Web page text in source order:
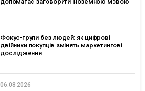
допомагає заговорити іноземною мовою
Фокус-групи без людей: як цифрові
двійники покупців змінять маркетингові
дослідження
06.08.2026